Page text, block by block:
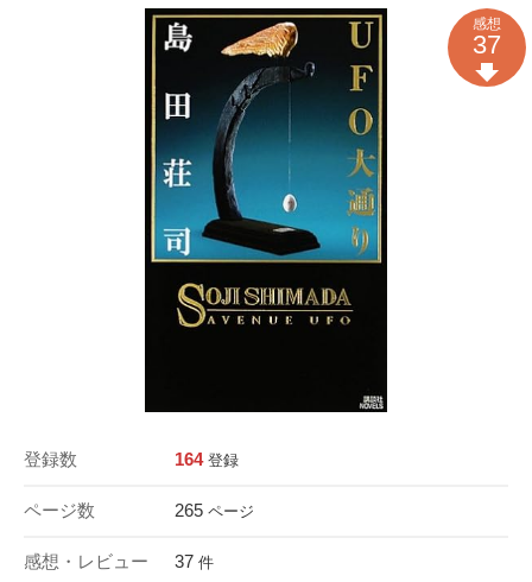
登録数 164 登録
ページ数 265 ページ
感想・レビュー 37 件
感想
37